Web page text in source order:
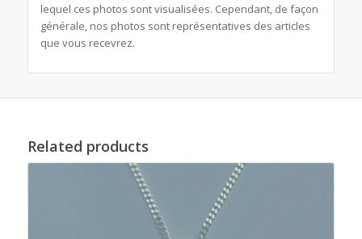
lequel ces photos sont visualisées. Cependant, de façon
générale, nos photos sont représentatives des articles
que vous recevrez.
Related products